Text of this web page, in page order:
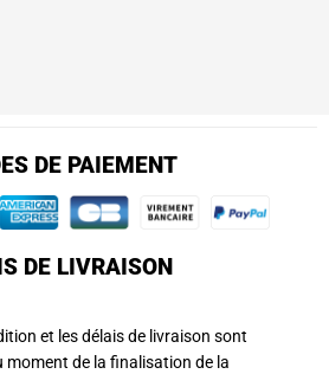
DE PAIEMENT
DE LIVRAISON
et les délais de livraison sont
moment de la finalisation de la